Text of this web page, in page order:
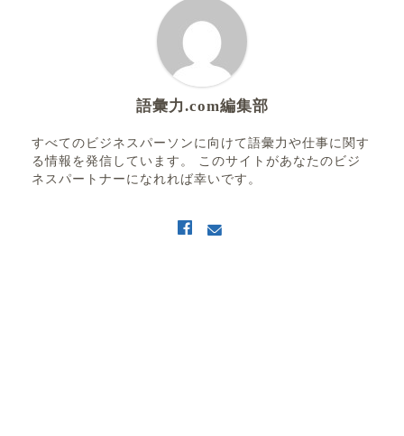
語彙力.com編集部
すべてのビジネスパーソンに向けて語彙力や仕事に関す
る情報を発信しています。 このサイトがあなたのビジ
ネスパートナーになれれば幸いです。